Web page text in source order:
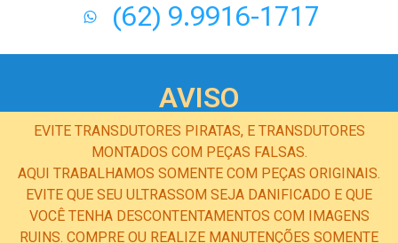
(62) 9.9916-1717
AVISO
EVITE TRANSDUTORES PIRATAS, E TRANSDUTORES
MONTADOS COM PEÇAS FALSAS.
AQUI TRABALHAMOS SOMENTE COM PEÇAS ORIGINAIS.
EVITE QUE SEU ULTRASSOM SEJA DANIFICADO E QUE
VOCÊ TENHA DESCONTENTAMENTOS COM IMAGENS
RUINS. COMPRE OU REALIZE MANUTENÇÕES SOMENTE